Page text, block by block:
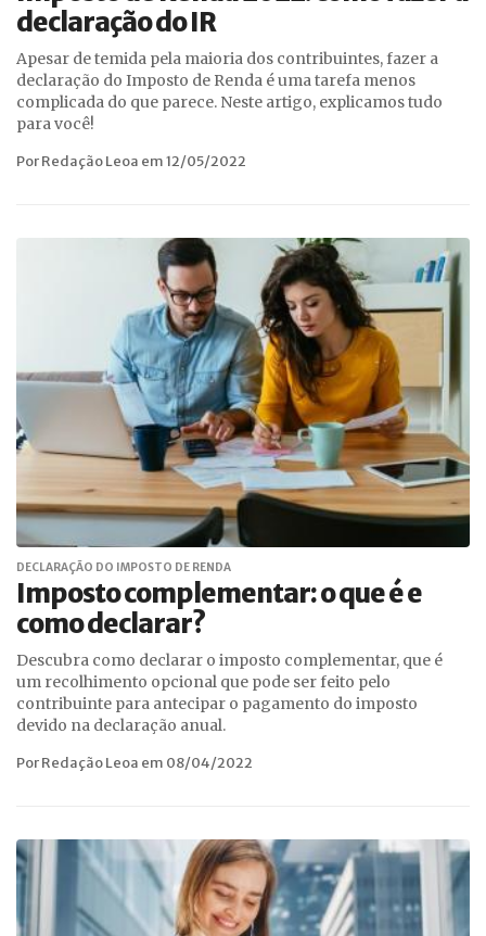
declaração do IR
Apesar de temida pela maioria dos contribuintes, fazer a
declaração do Imposto de Renda é uma tarefa menos
complicada do que parece. Neste artigo, explicamos tudo
para você!
Por Redação Leoa em 12/05/2022
DECLARAÇÃO DO IMPOSTO DE RENDA
Imposto complementar: o que é e
como declarar?
Descubra como declarar o imposto complementar, que é
um recolhimento opcional que pode ser feito pelo
contribuinte para antecipar o pagamento do imposto
devido na declaração anual.
Por Redação Leoa em 08/04/2022